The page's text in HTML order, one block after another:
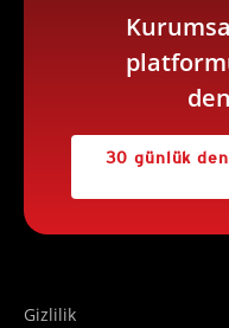
30 günlük
Gizlilik